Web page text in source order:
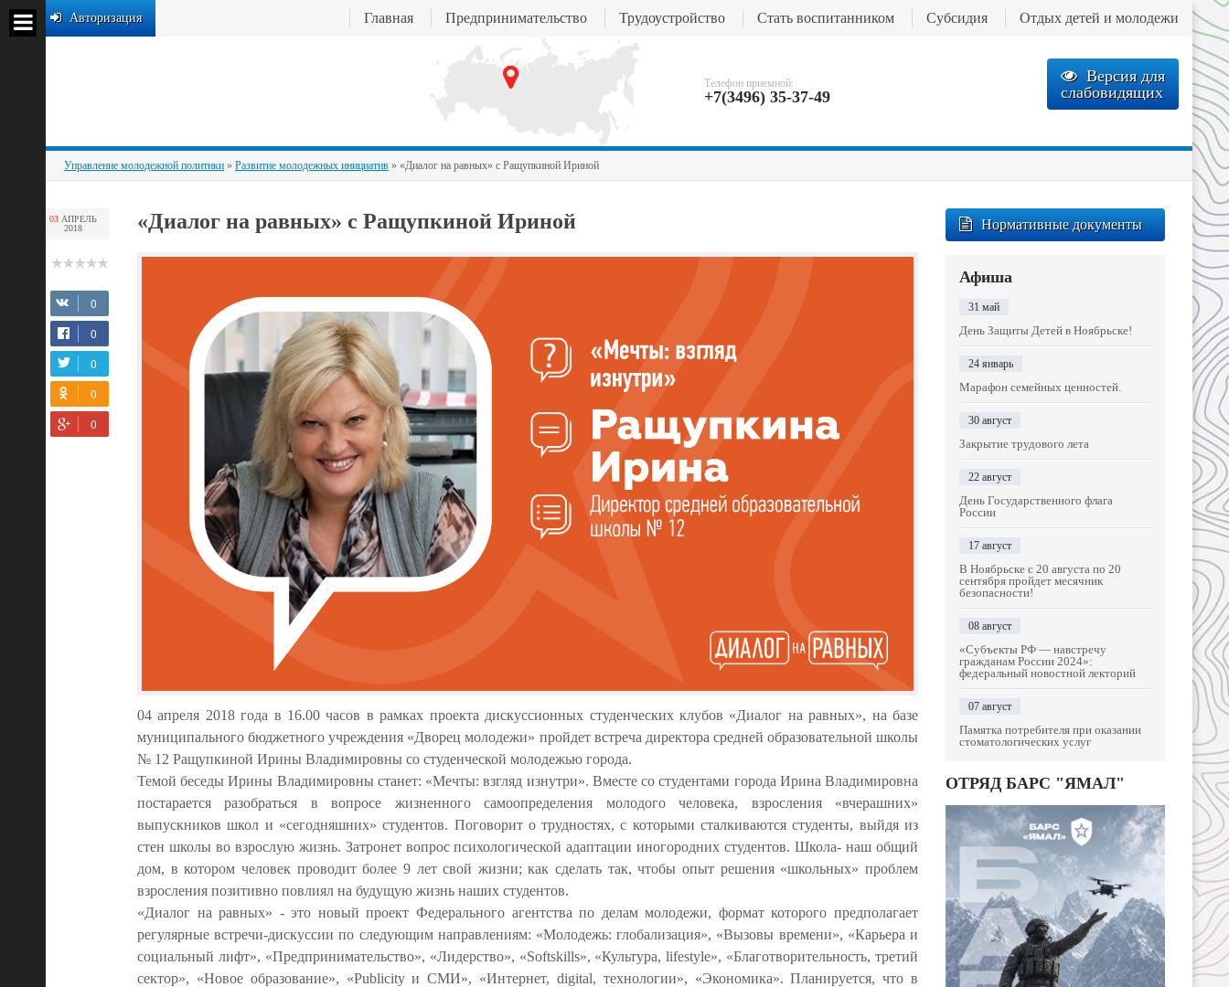
Телефон приемной:
+7(3496) 35-37-49
Версия для
слабовидящих
Авторизация Главная Предпринимательство Трудоустройство Стать воспитанником Субсидия Отдых детей и молодежи
Управление молодежной политики » Развитие молодежных инициатив » «Диалог на равных» с Ращупкиной Ириной
03 АПРЕЛЬ
2018
«Диалог на равных» с Ращупкиной Ириной
04 апреля 2018 года в 16.00 часов в рамках проекта дискуссионных студенческих клубов «Диалог на равных», на базе
муниципального бюджетного учреждения «Дворец молодежи» пройдет встреча директора средней образовательной школы
№ 12 Ращупкиной Ирины Владимировны со студенческой молодежью города.
Темой беседы Ирины Владимировны станет: «Мечты: взгляд изнутри». Вместе со студентами города Ирина Владимировна
постарается разобраться в вопросе жизненного самоопределения молодого человека, взросления «вчерашних»
выпускников школ и «сегодняшних» студентов. Поговорит о трудностях, с которыми сталкиваются студенты, выйдя из
стен школы во взрослую жизнь. Затронет вопрос психологической адаптации иногородних студентов. Школа- наш общий
дом, в котором человек проводит более 9 лет свой жизни; как сделать так, чтобы опыт решения «школьных» проблем
взросления позитивно повлиял на будущую жизнь наших студентов.
«Диалог на равных» - это новый проект Федерального агентства по делам молодежи, формат которого предполагает
регулярные встречи-дискуссии по следующим направлениям: «Молодежь: глобализация», «Вызовы времени», «Карьера и
социальный лифт», «Предпринимательство», «Лидерство», «Softskills», «Культура, lifestyle», «Благотворительность, третий
сектор», «Новое образование», «Publicity и СМИ», «Интернет, digital, технологии», «Экономика». Планируется, что в
Нормативные документы
Афиша
31 май
День Защиты Детей в Ноябрьске!
24 январь
Марафон семейных ценностей.
30 август
Закрытие трудового лета
22 август
День Государственного флага
России
17 август
В Ноябрьске с 20 августа по 20
сентября пройдет месячник
безопасности!
08 август
«Субъекты РФ — навстречу
гражданам России 2024»:
федеральный новостной лекторий
07 август
Памятка потребителя при оказании
стоматологических услуг
ОТРЯД БАРС "ЯМАЛ"